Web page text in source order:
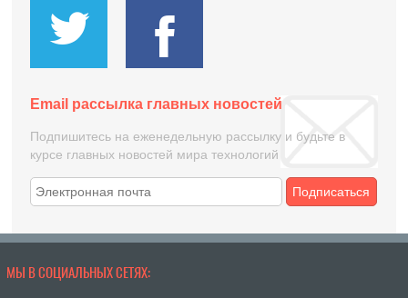
Email рассылка главных новостей
Подпишитесь на еженедельную рассылку и будьте в
курсе главных новостей мира технологий
Подписаться
МЫ В СОЦИАЛЬНЫХ СЕТЯХ: